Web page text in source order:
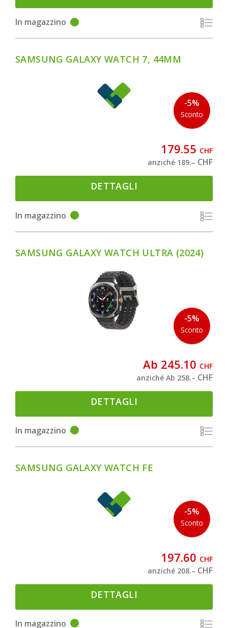
In magazzino
-5%
Sconto
SAMSUNG GALAXY WATCH 7, 44MM
179.55 CHF
anziché 189.– CHF
DETTAGLI
In magazzino
-5%
Sconto
SAMSUNG GALAXY WATCH ULTRA (2024)
Ab 245.10 CHF
anziché Ab 258.– CHF
DETTAGLI
In magazzino
-5%
Sconto
SAMSUNG GALAXY WATCH FE
197.60 CHF
anziché 208.– CHF
DETTAGLI
In magazzino